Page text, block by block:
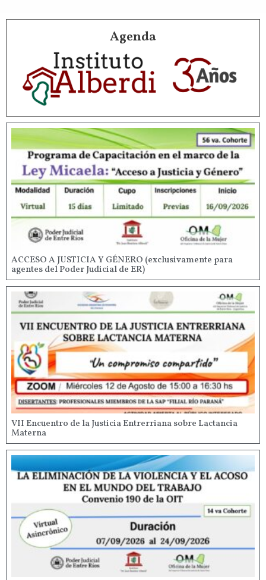
Agenda
ACCESO A JUSTICIA Y GÉNERO (exclusivamente para
agentes del Poder Judicial de ER)
VII Encuentro de la Justicia Entrerriana sobre Lactancia
Materna